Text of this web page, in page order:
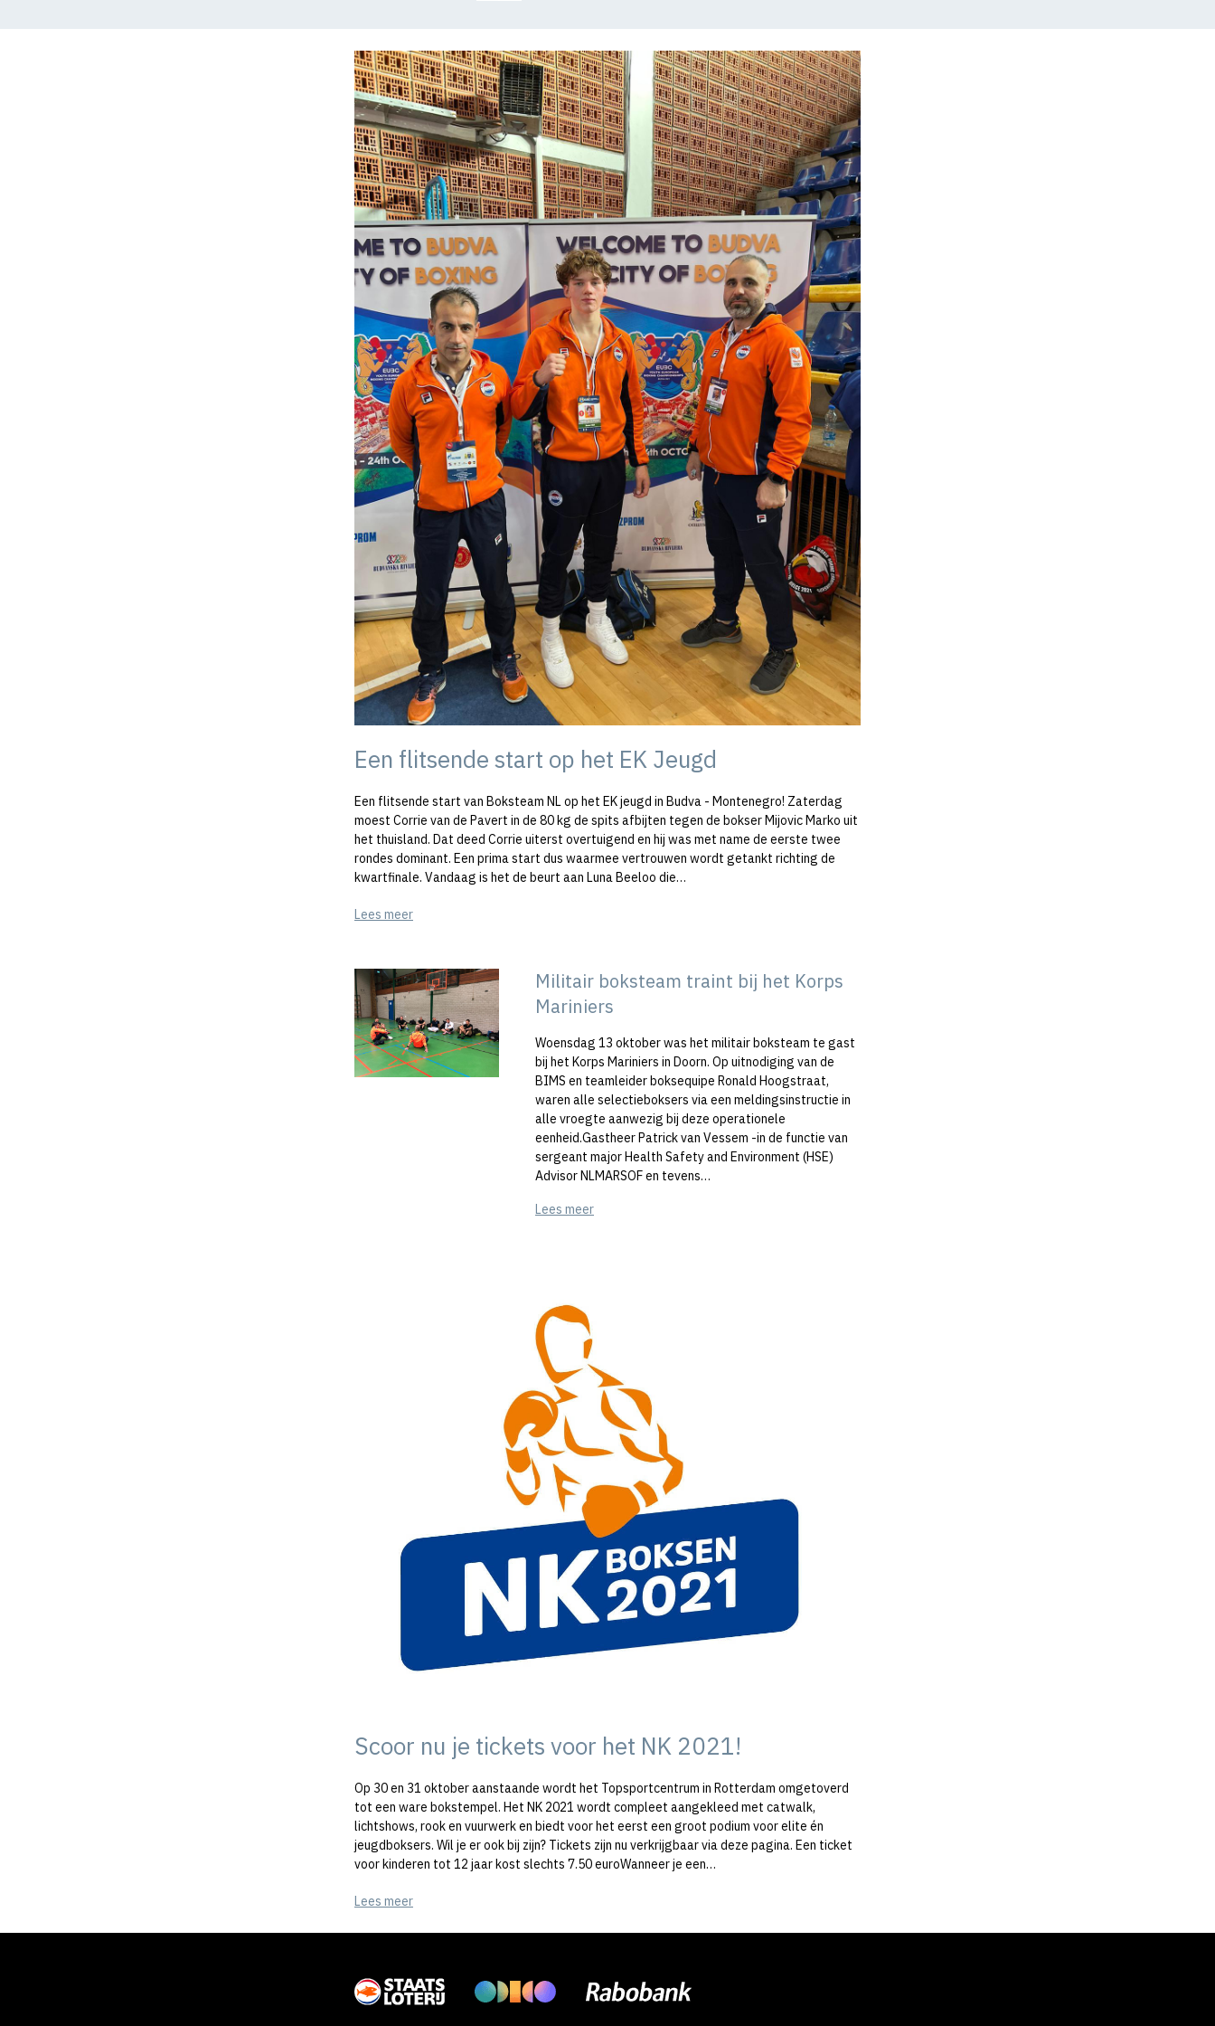
Een flitsende start op het EK Jeugd
Een flitsende start van Boksteam NL op het EK jeugd in Budva - Montenegro! Zaterdag
moest Corrie van de Pavert in de 80 kg de spits afbijten tegen de bokser Mijovic Marko uit
het thuisland. Dat deed Corrie uiterst overtuigend en hij was met name de eerste twee
rondes dominant. Een prima start dus waarmee vertrouwen wordt getankt richting de
kwartfinale. Vandaag is het de beurt aan Luna Beeloo die…
Lees meer
Militair boksteam traint bij het Korps
Mariniers
Woensdag 13 oktober was het militair boksteam te gast
bij het Korps Mariniers in Doorn. Op uitnodiging van de
BIMS en teamleider boksequipe Ronald Hoogstraat,
waren alle selectieboksers via een meldingsinstructie in
alle vroegte aanwezig bij deze operationele
eenheid.Gastheer Patrick van Vessem -in de functie van
sergeant major Health Safety and Environment (HSE)
Advisor NLMARSOF en tevens…
Lees meer
Scoor nu je tickets voor het NK 2021!
Op 30 en 31 oktober aanstaande wordt het Topsportcentrum in Rotterdam omgetoverd
tot een ware bokstempel. Het NK 2021 wordt compleet aangekleed met catwalk,
lichtshows, rook en vuurwerk en biedt voor het eerst een groot podium voor elite én
jeugdboksers. Wil je er ook bij zijn? Tickets zijn nu verkrijgbaar via deze pagina. Een ticket
voor kinderen tot 12 jaar kost slechts 7.50 euroWanneer je een…
Lees meer